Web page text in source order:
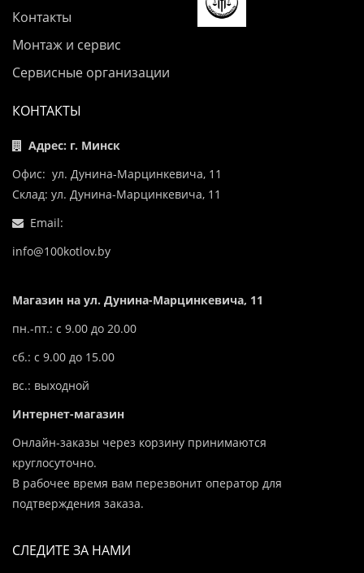
Контакты
Монтаж и сервис
Сервисные организации
КОНТАКТЫ
Адрес: г. Минск
Офис: ул. Дунина-Марцинкевича, 11
Склад: ул. Дунина-Марцинкевича, 11
Email:
info@100kotlov.by
Магазин на ул. Дунина-Марцинкевича, 11
пн.-пт.: с 9.00 до 20.00
сб.: с 9.00 до 15.00
вс.: выходной
Интернет-магазин
Онлайн-заказы через корзину принимаются
круглосуточно.
В рабочее время вам перезвонит оператор для
подтверждения заказа.
СЛЕДИТЕ ЗА НАМИ